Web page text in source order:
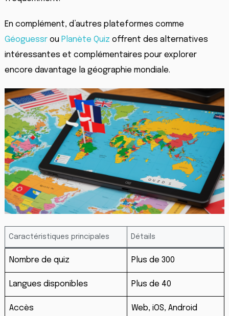
En complément, d’autres plateformes comme
Géoguessrou Planète Quiz offrent des alternatives
intéressantes et complémentaires pour explorer
encore davantage la géographie mondiale.
Caractéristiques principales Détails
Nombre de quiz Plus de 300
Langues disponibles Plus de 40
Accès Web, iOS, Android